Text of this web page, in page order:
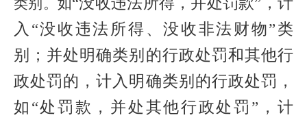
类别。如
入“没收违法所得、没收非法财物”类
别；并处明确类别的行政处罚和其他行
政处罚的，计入明确类别的行政处罚，
如“处罚款，并处其他行政处罚”，计